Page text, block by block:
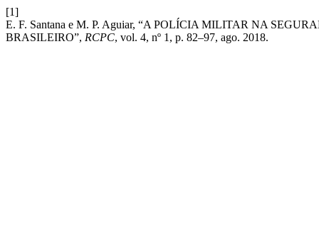
[1]
E. F. Santana e M. P. Aguiar, “A POLÍCIA MILITAR NA
BRASILEIRO”, RCPC, vol. 4, nº 1, p. 82–97, ago. 2018.